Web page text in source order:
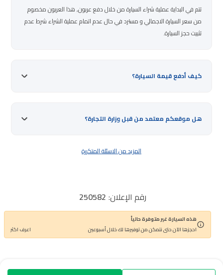
تتم في البداية عملية شراء السيارة من خلال دفع عربون, هذا العربون مخصوم
من سعر السيارة الاجمالي و مسترد في حال عدم اتمام عملية الشراء شرط عدم
تثبيت حجز السيارة.
كيف أدفع قيمة السيارة؟
هل موقعكم معتمد من قبل وزارة التجارة؟
المزيد من الاسئلة المتكررة
رقم الإعلان: 250582
اذكر رقم الإعلان عند الاتصال مع خدمة العملاء
هذه السيارة غير متوفرة حالياً
احجزها الآن حتى نتمكن من توفيرها لك خلال أسبوعين
اعرف اكثر